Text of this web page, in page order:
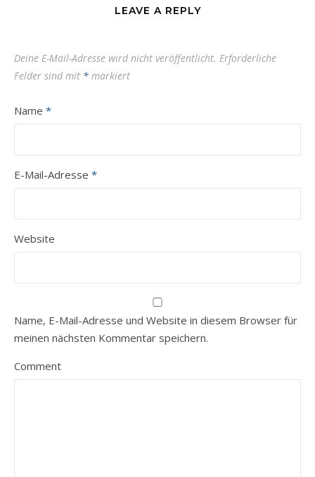
LEAVE A REPLY
Deine E-Mail-Adresse wird nicht veröffentlicht. Erforderliche
Felder sind mit * markiert
Name *
E-Mail-Adresse *
Website
Name, E-Mail-Adresse und Website in diesem Browser für
meinen nächsten Kommentar speichern.
Comment